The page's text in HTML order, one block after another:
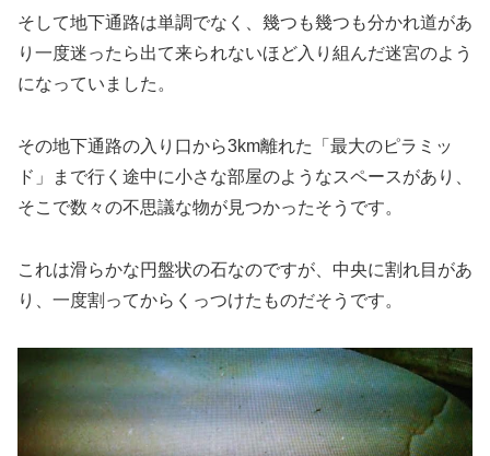
そして地下通路は単調でなく、幾つも幾つも分かれ道があ
り一度迷ったら出て来られないほど入り組んだ迷宮のよう
になっていました。
その地下通路の入り口から3km離れた「最大のピラミッ
ド」まで行く途中に小さな部屋のようなスペースがあり、
そこで数々の不思議な物が見つかったそうです。
これは滑らかな円盤状の石なのですが、中央に割れ目があ
り、一度割ってからくっつけたものだそうです。